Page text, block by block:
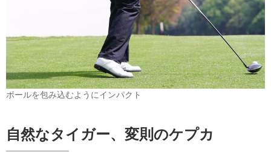
ボールを包み込むようにインパクト
自然なタイガー、変則のケプカ